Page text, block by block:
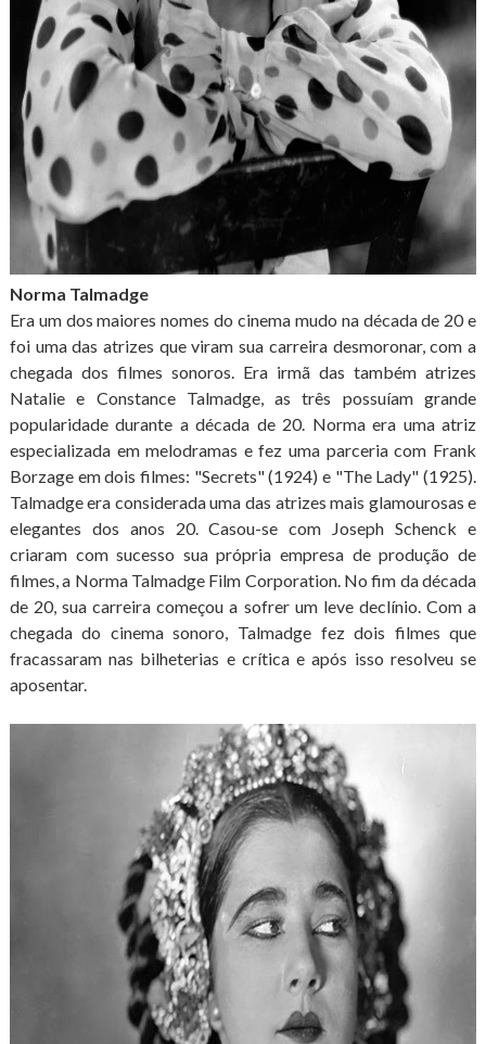
Norma Talmadge
Era um dos maiores nomes do cinema mudo na década de 20 e
foi uma das atrizes que viram sua carreira desmoronar, com a
chegada dos filmes sonoros. Era irmã das também atrizes
Natalie e Constance Talmadge, as três possuíam grande
popularidade durante a década de 20. Norma era uma atriz
especializada em melodramas e fez uma parceria com Frank
Borzage em dois filmes: "Secrets" (1924) e "The Lady" (1925).
Talmadge era considerada uma das atrizes mais glamourosas e
elegantes dos anos 20. Casou-se com Joseph Schenck e
criaram com sucesso sua própria empresa de produção de
filmes, a Norma Talmadge Film Corporation. No fim da década
de 20, sua carreira começou a sofrer um leve declínio. Com a
chegada do cinema sonoro, Talmadge fez dois filmes que
fracassaram nas bilheterias e crítica e após isso resolveu se
aposentar.